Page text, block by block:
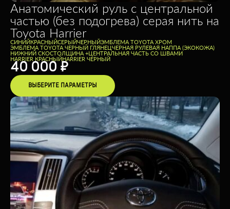
Анатомический руль с центральной
частью (без подогрева) серая нить на
Toyota Harrier
CИНИЙКРАСНЫЙСЕРЫЙЧЕРНЫЙЭМБЛЕМА TOYOTA ХРОМ
ЭМБЛЕМА TOYOTA ЧЕРНЫЙ ГЛЯНЕЦЧЕРНАЯ РУЛЕВАЯ НАППА (ЭКОКОЖА)
НИЖНИЙ СКОСТОЛЩИНА +ЦЕНТРАЛЬНАЯ ЧАСТЬ СО ШВАМИ
HARRIER КРАСНЫЙHARRIER ЧЕРНЫЙ
40 000 ₽
ВЫБЕРИТЕ ПАРАМЕТРЫ